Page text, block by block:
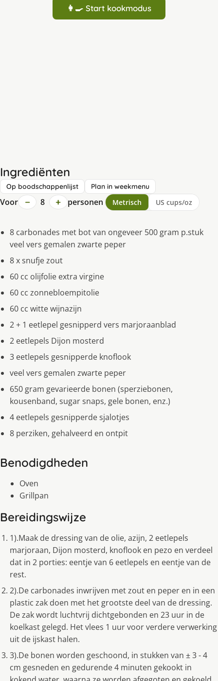
👩‍🍳 Start kookmodus
Ingrediënten
Op boodschappenlijst Plan in weekmenu
Voor − 8 + personen Metrisch US cups/oz
8 carbonades met bot van ongeveer 500 gram p.stuk
veel vers gemalen zwarte peper
8 x snufje zout
60 cc olijfolie extra virgine
60 cc zonnebloempitolie
60 cc witte wijnazijn
2 + 1 eetlepel gesnipperd vers marjoraanblad
2 eetlepels Dijon mosterd
3 eetlepels gesnipperde knoflook
veel vers gemalen zwarte peper
650 gram gevarieerde bonen (sperziebonen,
kousenband, sugar snaps, gele bonen, enz.)
4 eetlepels gesnipperde sjalotjes
8 perziken, gehalveerd en ontpit
Benodigdheden
Oven
Grillpan
Bereidingswijze
1).Maak de dressing van de olie, azijn, 2 eetlepels
marjoraan, Dijon mosterd, knoflook en pezo en verdeel
dat in 2 porties: eentje van 6 eetlepels en eentje van de
rest.
2).De carbonades inwrijven met zout en peper en in een
plastic zak doen met het grootste deel van de dressing.
De zak wordt luchtvrij dichtgebonden en 23 uur in de
koelkast gelegd. Het vlees 1 uur voor verdere verwerking
uit de ijskast halen.
3).De bonen worden geschoond, in stukken van ± 3 - 4
cm gesneden en gedurende 4 minuten gekookt in